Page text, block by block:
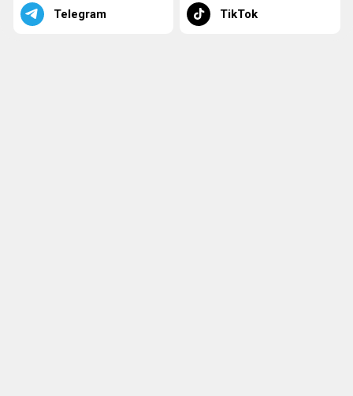
Telegram TikTok